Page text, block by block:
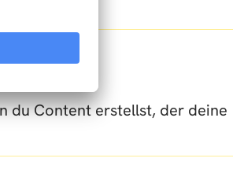
du Content erstellst, der deine